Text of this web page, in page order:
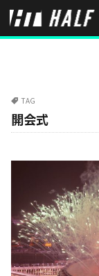
TAG
開会式